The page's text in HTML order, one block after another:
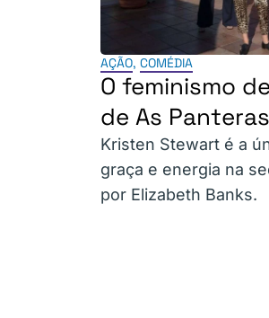
AÇÃO, COMÉDIA
O feminismo
de As Panteras
Kristen Stewart é a
graça e energia na
por Elizabeth Banks.